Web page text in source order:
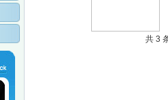
共 3